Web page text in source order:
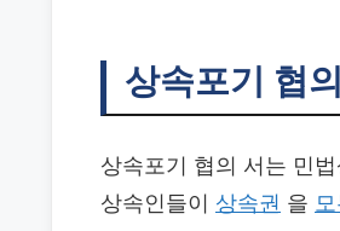
상속포기 협
상속포기 협의 서는 민
상속인들이 상속권 을